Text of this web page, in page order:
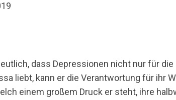
dass Depressionen nicht nur für
liebt, kann er die Verantwortung für ihr
einem großem Druck er steht, ihre